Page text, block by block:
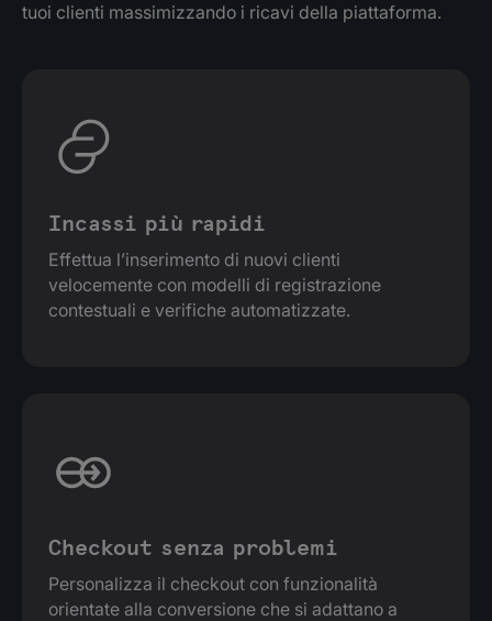
tuoi clienti massimizzando i ricavi della piattaforma.
Incassi più rapidi
Effettua l’inserimento di nuovi clienti
velocemente con modelli di registrazione
contestuali e verifiche automatizzate.
Checkout senza problemi
Personalizza il checkout con funzionalità
orientate alla conversione che si adattano a